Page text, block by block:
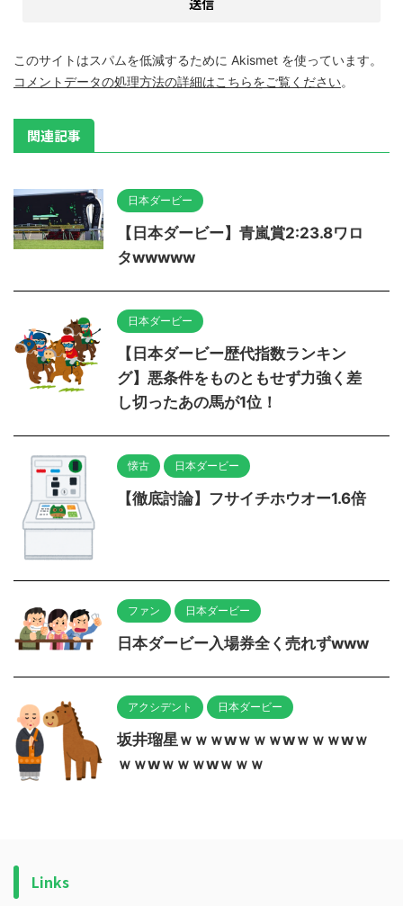
このサイトはスパムを低減するために Akismet を使っています。
コメントデータの処理方法の詳細はこちらをご覧ください。
関連記事
日本ダービー
【日本ダービー】青嵐賞2:23.8ワロ
タwwwww
日本ダービー
【日本ダービー歴代指数ランキン
グ】悪条件をものともせず力強く差
し切ったあの馬が1位！
懐古 日本ダービー
【徹底討論】フサイチホウオー1.6倍
ファン 日本ダービー
日本ダービー入場券全く売れずwww
アクシデント 日本ダービー
坂井瑠星ｗｗｗwｗｗｗwｗｗｗwｗ
ｗｗwｗｗｗwｗｗｗ
Links